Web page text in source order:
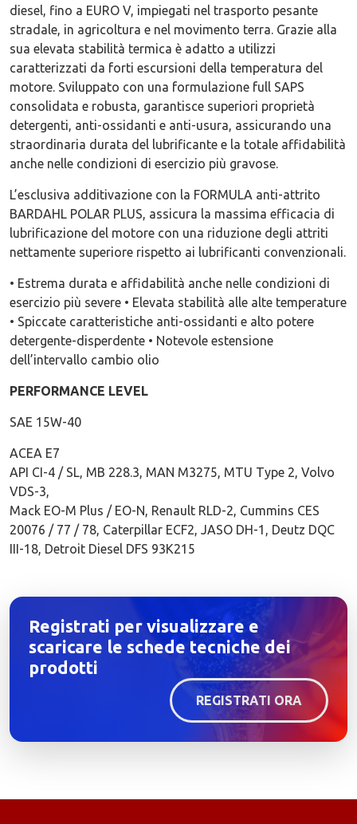
diesel, fino a EURO V, impiegati nel trasporto pesante
stradale, in agricoltura e nel movimento terra. Grazie alla
sua elevata stabilità termica è adatto a utilizzi
caratterizzati da forti escursioni della temperatura del
motore. Sviluppato con una formulazione full SAPS
consolidata e robusta, garantisce superiori proprietà
detergenti, anti-ossidanti e anti-usura, assicurando una
straordinaria durata del lubrificante e la totale affidabilità
anche nelle condizioni di esercizio più gravose.
L’esclusiva additivazione con la FORMULA anti-attrito
BARDAHL POLAR PLUS, assicura la massima efficacia di
lubrificazione del motore con una riduzione degli attriti
nettamente superiore rispetto ai lubrificanti convenzionali.
• Estrema durata e affidabilità anche nelle condizioni di
esercizio più severe • Elevata stabilità alle alte temperature
• Spiccate caratteristiche anti-ossidanti e alto potere
detergente-disperdente • Notevole estensione
dell’intervallo cambio olio
PERFORMANCE LEVEL
SAE 15W-40
ACEA E7
API CI-4 / SL, MB 228.3, MAN M3275, MTU Type 2, Volvo
VDS-3,
Mack EO-M Plus / EO-N, Renault RLD-2, Cummins CES
20076 / 77 / 78, Caterpillar ECF2, JASO DH-1, Deutz DQC
III-18, Detroit Diesel DFS 93K215
Registrati per visualizzare e
scaricare le schede tecniche dei
prodotti
REGISTRATI ORA